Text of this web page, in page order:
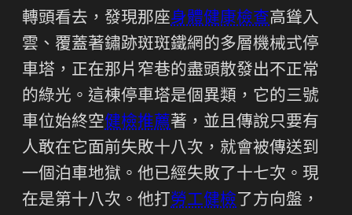
轉頭看去，發現那座身體健康檢查高聳入
雲、覆蓋著鏽跡斑斑鐵網的多層機械式停
車塔，正在那片窄巷的盡頭散發出不正常
的綠光。這棟停車塔是個異類，它的三號
車位始終空健檢推薦著，並且傳說只要有
人敢在它面前失敗十八次，就會被傳送到
一個泊車地獄。他已經失敗了十七次。現
在是第十八次。他打 勞工健檢 了方向盤，